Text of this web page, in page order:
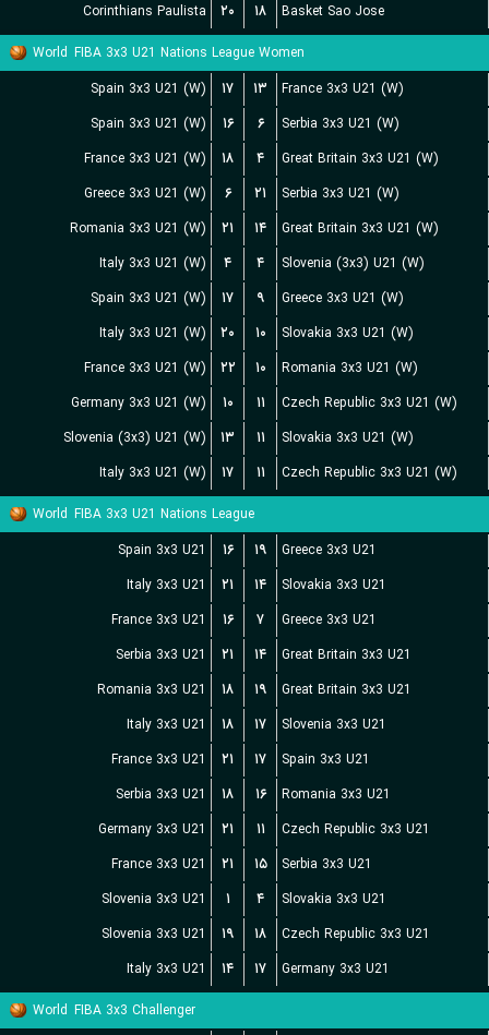
Corinthians Paulista
۲۰ ۱۸
Basket Sao Jose
World FIBA 3x3 U21 Nations League Women
Spain 3x3 U21 (W)
۱۷ ۱۳
France 3x3 U21 (W)
Spain 3x3 U21 (W)
۱۶ ۶
Serbia 3x3 U21 (W)
France 3x3 U21 (W)
۱۸ ۴
Great Britain 3x3 U21 (W)
Greece 3x3 U21 (W)
۶ ۲۱
Serbia 3x3 U21 (W)
Romania 3x3 U21 (W)
۲۱ ۱۴
Great Britain 3x3 U21 (W)
Italy 3x3 U21 (W)
۴ ۴
Slovenia (3x3) U21 (W)
Spain 3x3 U21 (W)
۱۷ ۹
Greece 3x3 U21 (W)
Italy 3x3 U21 (W)
۲۰ ۱۰
Slovakia 3x3 U21 (W)
France 3x3 U21 (W)
۲۲ ۱۰
Romania 3x3 U21 (W)
Germany 3x3 U21 (W)
۱۰ ۱۱
Czech Republic 3x3 U21 (W)
Slovenia (3x3) U21 (W)
۱۳ ۱۱
Slovakia 3x3 U21 (W)
Italy 3x3 U21 (W)
۱۷ ۱۱
Czech Republic 3x3 U21 (W)
World FIBA 3x3 U21 Nations League
Spain 3x3 U21
۱۶ ۱۹
Greece 3x3 U21
Italy 3x3 U21
۲۱ ۱۴
Slovakia 3x3 U21
France 3x3 U21
۱۶ ۷
Greece 3x3 U21
Serbia 3x3 U21
۲۱ ۱۴
Great Britain 3x3 U21
Romania 3x3 U21
۱۸ ۱۹
Great Britain 3x3 U21
Italy 3x3 U21
۱۸ ۱۷
Slovenia 3x3 U21
France 3x3 U21
۲۱ ۱۷
Spain 3x3 U21
Serbia 3x3 U21
۱۸ ۱۶
Romania 3x3 U21
Germany 3x3 U21
۲۱ ۱۱
Czech Republic 3x3 U21
France 3x3 U21
۲۱ ۱۵
Serbia 3x3 U21
Slovenia 3x3 U21
۱ ۴
Slovakia 3x3 U21
Slovenia 3x3 U21
۱۹ ۱۸
Czech Republic 3x3 U21
Italy 3x3 U21
۱۴ ۱۷
Germany 3x3 U21
World FIBA 3x3 Challenger